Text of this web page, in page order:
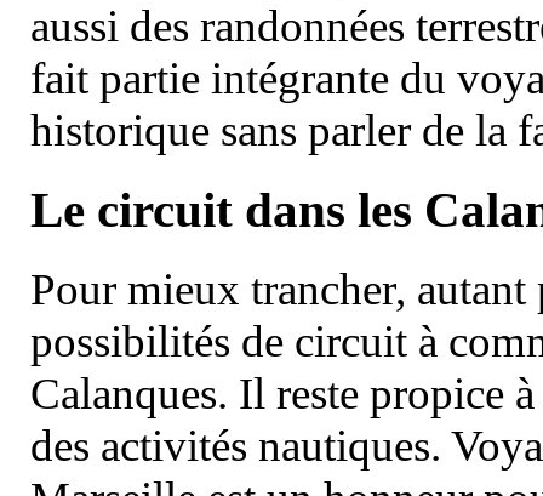
aussi des randonnées
fait partie intégrante du
historique sans parler de la
Le circuit dans les
Pour mieux trancher, autant
possibilités de circuit à
Calanques. Il reste propice
des activités nautiques.